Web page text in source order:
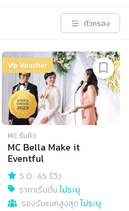
ตัวกรอง
Vip Voucher
MC รันคิว
MC Bella Make it
Eventful
5.0 · 65 รีวิว
ราคาเริ่มต้นไม่ระบุ
รองรับแขกสูงสุดไม่ระบุ